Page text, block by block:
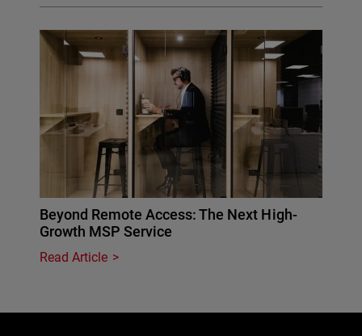
Beyond Remote Access: The Next High-
Growth MSP Service
Read Article